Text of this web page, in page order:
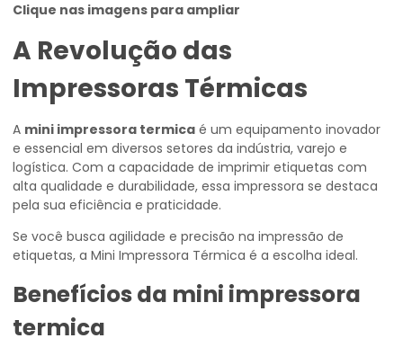
Clique nas imagens para ampliar
A Revolução das
Impressoras Térmicas
A mini impressora termica é um equipamento inovador
e essencial em diversos setores da indústria, varejo e
logística. Com a capacidade de imprimir etiquetas com
alta qualidade e durabilidade, essa impressora se destaca
pela sua eficiência e praticidade.
Se você busca agilidade e precisão na impressão de
etiquetas, a Mini Impressora Térmica é a escolha ideal.
Benefícios da mini impressora
termica